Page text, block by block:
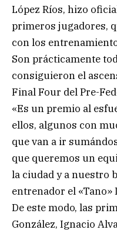
López Ríos, hizo
primeros jugadores,
con los
Son prácticamente
consiguieron el
Final Four del Pre-
«Es un premio al
ellos, algunos con
que van a ir
que queremos un
la ciudad y a nuestro
entrenador el «Tano»
De este modo, las
González, Ignacio